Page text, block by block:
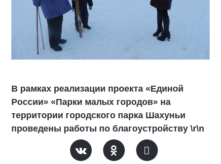
В рамках реализации проекта «Единой
России» «Парки малых городов» на
территории городского парка Шахуньи
проведены работы по благоустройству \r\n